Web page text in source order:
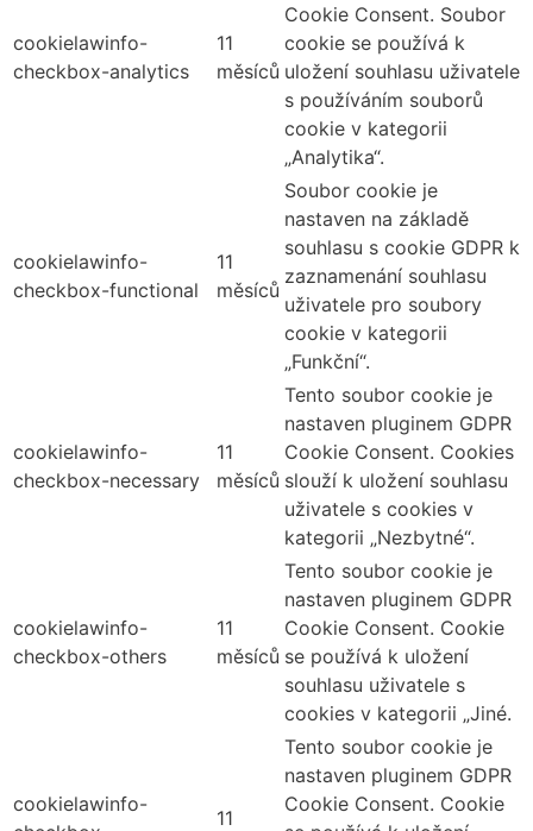
cookielawinfo-
checkbox-analytics
11
měsíců
Cookie Consent. Soubor
cookie se používá k
uložení souhlasu uživatele
s používáním souborů
cookie v kategorii
„Analytika“.
cookielawinfo-
checkbox-functional
11
měsíců
Soubor cookie je
nastaven na základě
souhlasu s cookie GDPR k
zaznamenání souhlasu
uživatele pro soubory
cookie v kategorii
„Funkční“.
cookielawinfo-
checkbox-necessary
11
měsíců
Tento soubor cookie je
nastaven pluginem GDPR
Cookie Consent. Cookies
slouží k uložení souhlasu
uživatele s cookies v
kategorii „Nezbytné“.
cookielawinfo-
checkbox-others
11
měsíců
Tento soubor cookie je
nastaven pluginem GDPR
Cookie Consent. Cookie
se používá k uložení
souhlasu uživatele s
cookies v kategorii „Jiné.
cookielawinfo-
11
Tento soubor cookie je
nastaven pluginem GDPR
Cookie Consent. Cookie